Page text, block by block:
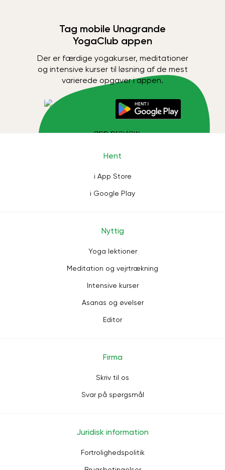
Tag mobile Unagrande
YogaClub appen
Der er færdige yogakurser, meditationer
og intensive kurser til løsning af de mest
varierede opgaver i appen.
Hent
i App Store
i Google Play
Nyttig
Yoga lektioner
Meditation og vejrtrækning
Intensive kurser
Asanas og øvelser
Editor
Firma
Skriv til os
Svar på spørgsmål
Juridisk information
Fortrolighedspolitik